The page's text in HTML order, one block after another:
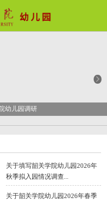
关于填写韶关学院幼儿园2026年
秋季拟入园情况调查...
关于韶关学院幼儿园2026年春季